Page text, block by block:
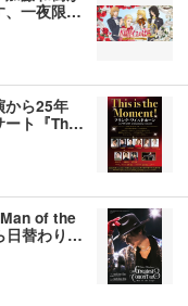
、一夜限…
から25年
ート『Th…
of the
⽇替わり…